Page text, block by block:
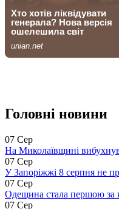
Головні новини
07 Сер
На Миколаївщині
07 Сер
У Запоріжжі 8 серпня не
07 Сер
Одещина стала першою за
07 Сер